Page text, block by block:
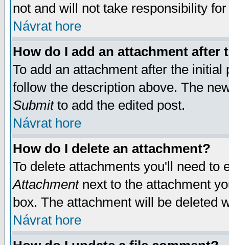
not and will not take responsibility
Návrat hore
How do I add an attachment after
To add an attachment after the
follow the description above. The
Submitto add the edited post.
Návrat hore
How do I delete an attachment?
To delete attachments you'll need
Attachmentnext to the attachment
box. The attachment will be deleted
Návrat hore